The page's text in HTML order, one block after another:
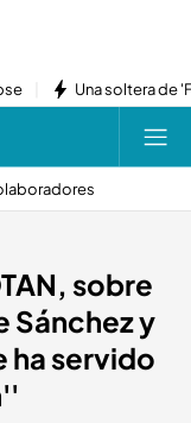
Una soltera de
sobre
Sánchez y
ha servido